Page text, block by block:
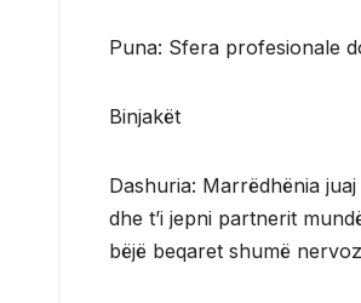
Puna: Sfera profesionale
Binjakët
Dashuria: Marrëdhënia
dhe t’i jepni partnerit
bëjë beqaret shumë